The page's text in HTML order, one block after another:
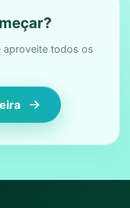
aproveite todos os